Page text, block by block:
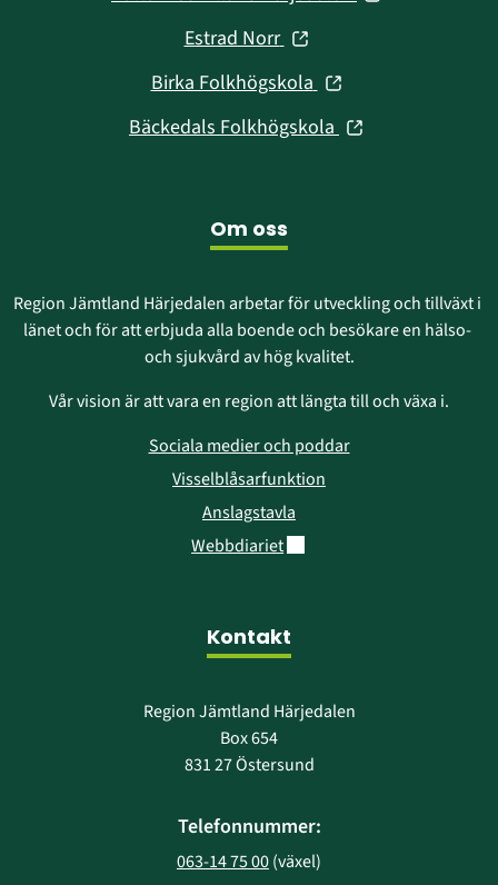
Estrad Norr (öppnas
nytt
fönster)
Birka Folkhögskola (öppnas
nytt
Bäckedals Folkhögskola (öppnas
Om oss
Region Jämtland Härjedalen arbetar för utveckling och tillväxt i
länet och för att erbjuda alla boende och besökare en hälso-
och sjukvård av hög kvalitet.
Vår vision är att vara en region att längta till och växa i.
Sociala medier och poddar
Visselblåsarfunktion
Anslagstavla
WebbdiarietLänk till annan webbplats.
Kontakt
Region Jämtland Härjedalen
Box 654
831 27 Östersund
Telefonnummer:
063-14 75 00 (växel)